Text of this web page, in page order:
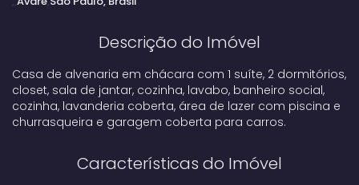
Descrição do Imóvel
Casa de alvenaria em chácara com 1 suíte, 2 dormitórios,
closet, sala de jantar, cozinha, lavabo, banheiro social,
cozinha, lavanderia coberta, área de lazer com piscina e
churrasqueira e garagem coberta para carros.
Características do Imóvel